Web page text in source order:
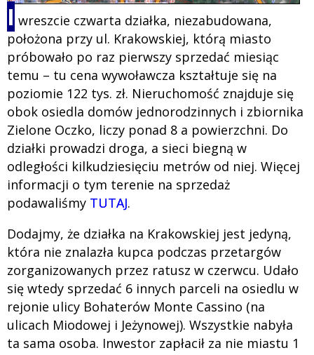
I wreszcie czwarta działka, niezabudowana,
położona przy ul. Krakowskiej, którą miasto
próbowało po raz pierwszy sprzedać miesiąc
temu – tu cena wywoławcza kształtuje się na
poziomie 122 tys. zł. Nieruchomość znajduje się
obok osiedla domów jednorodzinnych i zbiornika
Zielone Oczko, liczy ponad 8 a powierzchni. Do
działki prowadzi droga, a sieci biegną w
odległości kilkudziesięciu metrów od niej. Więcej
informacji o tym terenie na sprzedaż
podawaliśmy TUTAJ.
Dodajmy, że działka na Krakowskiej jest jedyną,
która nie znalazła kupca podczas przetargów
zorganizowanych przez ratusz w czerwcu. Udało
się wtedy sprzedać 6 innych parceli na osiedlu w
rejonie ulicy Bohaterów Monte Cassino (na
ulicach Miodowej i Jeżynowej). Wszystkie nabyła
ta sama osoba. Inwestor zapłacił za nie miastu 1